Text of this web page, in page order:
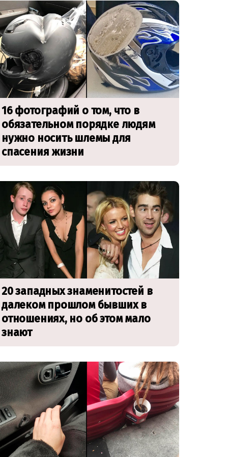
16 фотографий о том, что в
обязательном порядке людям
нужно носить шлемы для
спасения жизни
20 западных знаменитостей в
далеком прошлом бывших в
отношениях, но об этом мало
знают